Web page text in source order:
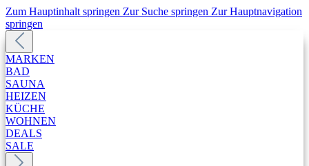
Zum Hauptinhalt springen Zur Suche springen Zur Hauptnavigation
springen
MARKEN
BAD
SAUNA
HEIZEN
KÜCHE
WOHNEN
DEALS
SALE